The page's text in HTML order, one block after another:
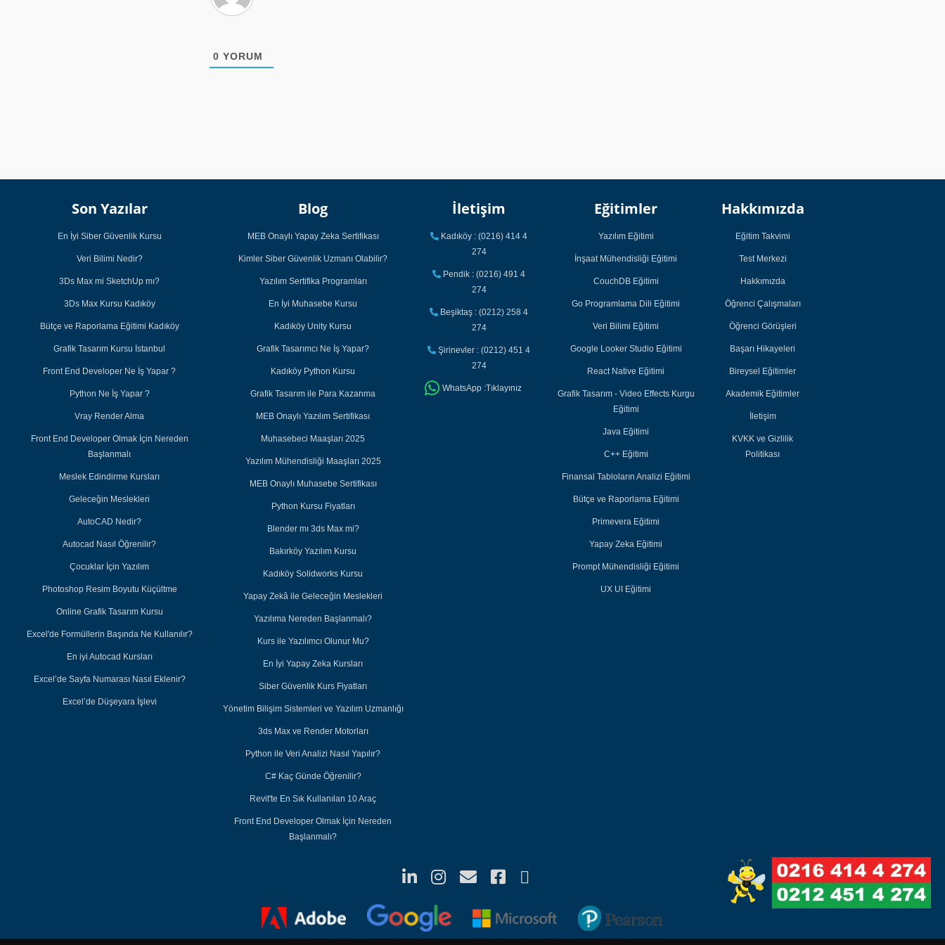
0 YORUM
Son Yazılar
En İyi Siber Güvenlik Kursu
Veri Bilimi Nedir?
3Ds Max mi SketchUp mı?
3Ds Max Kursu Kadıköy
Bütçe ve Raporlama Eğitimi Kadıköy
Grafik Tasarım Kursu İstanbul
Front End Developer Ne İş Yapar ?
Python Ne İş Yapar ?
Vray Render Alma
Front End Developer Olmak İçin Nereden
Başlanmalı
Meslek Edindirme Kursları
Geleceğin Meslekleri
AutoCAD Nedir?
Autocad Nasıl Öğrenilir?
Çocuklar İçin Yazılım
Photoshop Resim Boyutu Küçültme
Online Grafik Tasarım Kursu
Excel'de Formüllerin Başında Ne Kullanılır?
En iyi Autocad Kursları
Excel’de Sayfa Numarası Nasıl Eklenir?
Excel’de Düşeyara İşlevi
Blog
MEB Onaylı Yapay Zeka Sertifikası
Kimler Siber Güvenlik Uzmanı Olabilir?
Yazılım Sertifika Programları
En İyi Muhasebe Kursu
Kadıköy Unity Kursu
Grafik Tasarımcı Ne İş Yapar?
Kadıköy Python Kursu
Grafik Tasarım ile Para Kazanma
MEB Onaylı Yazılım Sertifikası
Muhasebeci Maaşları 2025
Yazılım Mühendisliği Maaşları 2025
MEB Onaylı Muhasebe Sertifikası
Python Kursu Fiyatları
Blender mı 3ds Max mi?
Bakırköy Yazılım Kursu
Kadıköy Solidworks Kursu
Yapay Zekâ ile Geleceğin Meslekleri
Yazılıma Nereden Başlanmalı?
Kurs ile Yazılımcı Olunur Mu?
En İyi Yapay Zeka Kursları
Siber Güvenlik Kurs Fiyatları
Yönetim Bilişim Sistemleri ve Yazılım Uzmanlığı
3ds Max ve Render Motorları
Python ile Veri Analizi Nasıl Yapılır?
C# Kaç Günde Öğrenilir?
Revit'te En Sık Kullanılan 10 Araç
Front End Developer Olmak İçin Nereden
Başlanmalı?
İletişim
Kadıköy : (0216) 414 4
274
Pendik : (0216) 491 4
274
Beşiktaş : (0212) 258 4
274
Şirinevler : (0212) 451 4
274
WhatsApp :Tıklayınız
Eğitimler
Yazılım Eğitimi
İnşaat Mühendisliği Eğitimi
CouchDB Eğitimi
Go Programlama Dili Eğitimi
Veri Bilimi Eğitimi
Google Looker Studio Eğitimi
React Native Eğitimi
Grafik Tasarım - Video Effects Kurgu
Eğitimi
Java Eğitimi
C++ Eğitimi
Finansal Tabloların Analizi Eğitimi
Bütçe ve Raporlama Eğitimi
Primevera Eğitimi
Yapay Zeka Eğitimi
Prompt Mühendisliği Eğitimi
UX UI Eğitimi
Hakkımızda
Eğitim Takvimi
Test Merkezi
Hakkımızda
Öğrenci Çalışmaları
Öğrenci Görüşleri
Başarı Hikayeleri
Bireysel Eğitimler
Akademik Eğitimler
İletişim
KVKK ve Gizlilik
Politikası